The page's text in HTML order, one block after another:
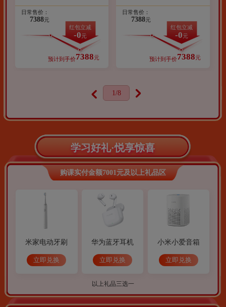
络课程笃行VIP班（班
型：VIP班）
日常售价：
7388元
红包立减
-0元
预计到手价7388元
师网络课程笃行VIP班
（班型：VIP班）
日常售价：
7388元
红包立减
-0元
预计到手价7388元
1/8
学习好礼·悦享惊喜
购课实付金额7001元及以上礼品区
米家电动牙刷
立即兑换
华为蓝牙耳机
立即兑换
小米小爱音箱
立即兑换
以上礼品三选一